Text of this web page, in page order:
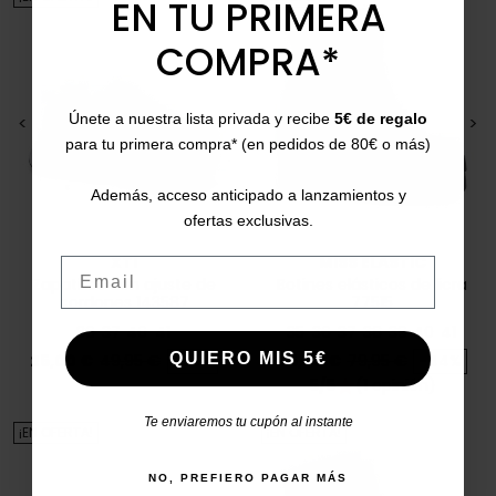
< >
XTI
Zapatillas con ajuste de
36 37 40 41
Precio
25,00 € Precio base-50%
< >
MISS ELASTIC
Botines elásticos de licra
35 36 37 38 39 40
Precio
45,00 € Precio base-44%
5/5star(1 opinión)
¡EN OFERTA! ¡EN OFERTA!
EN TU PRIMERA
COMPRA*
Únete a nuestra lista privada y recibe 5€ de regalo
para tu primera compra* (en pedidos de 80€ o más)
Además, acceso anticipado a lanzamientos y
ofertas exclusivas.
QUIERO MIS 5€
Te enviaremos tu cupón al instante
NO, PREFIERO PAGAR MÁS